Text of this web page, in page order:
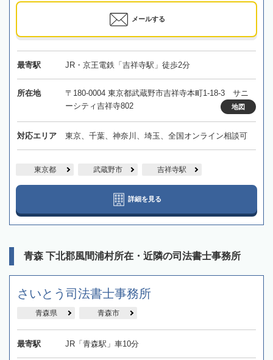
メールする
最寄駅 JR・京王電鉄「吉祥寺駅」徒歩2分
所在地
〒180-0004 東京都武蔵野市吉祥寺本町1-18-3 サニ
ーシティ吉祥寺802
地図
対応エリア 東京、千葉、神奈川、埼玉、全国オンライン相談可
東京都 武蔵野市 吉祥寺駅
詳細を見る
青森 下北郡風間浦村所在・近隣の司法書士事務所
さいとう司法書士事務所
青森県 青森市
最寄駅 JR「青森駅」車10分